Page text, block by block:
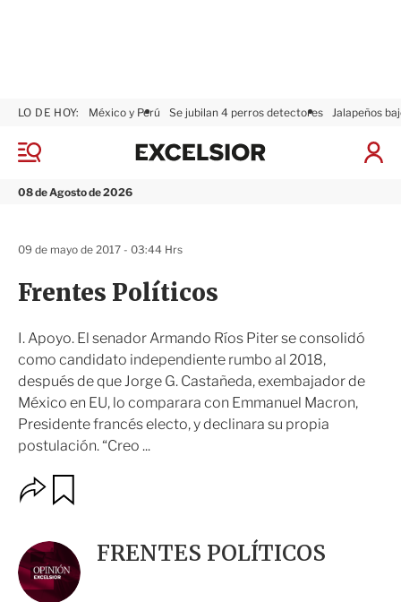
M
n
08 de Agosto de 2026
LO DE HOY: México y Perú Se jubilan 4 perros detectores Jalapeños
I
x
Frentes Políticos
I. Apoyo. El senador Armando Ríos Piter se consolidó
como candidato independiente rumbo al 2018,
después de que Jorge G. Castañeda, exembajador de
México en EU, lo comparara con Emmanuel Macron,
Presidente francés electo, y declinara su propia
postulación. “Creo ...
09 de mayo de 2017 - 03:44 Hrs
O
p
o
n
e
a
r
FRENTES POLÍTICOS